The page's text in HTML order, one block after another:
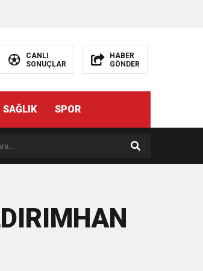
CANLI
SONUÇLAR
HABER
GÖNDER
SAĞLIK SPOR